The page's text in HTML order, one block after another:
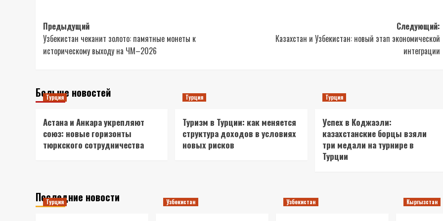
Навигация
записи
Предыдущий
Узбекистан чеканит золото: памятные монеты к
историческому выходу на ЧМ–2026
Следующий:
Казахстан и Узбекистан: новый этап экономической
интеграции
Больше новостей
Турция
Астана и Анкара укрепляют
союз: новые горизонты
тюркского сотрудничества
Турция
Туризм в Турции: как меняется
структура доходов в условиях
новых рисков
Турция
Успех в Коджаэли:
казахстанские борцы взяли
три медали на турнире в
Турции
Последние новости
Турция Узбекистан Узбекистан Кыргызстан